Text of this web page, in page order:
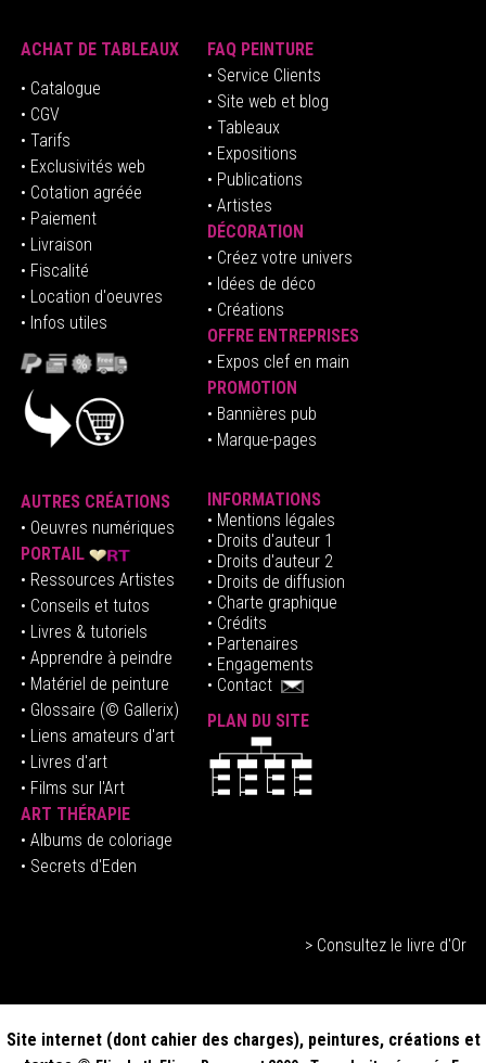
ACHAT DE TABLEAUX
• Catalogue
• CGV
• Tarifs
• Exclusivités web
• Cotation agréée
• Paiement
• Livraison
• Fiscalité
• Location d'oeuvres
• Infos utiles
FAQ PEINTURE
• Service Clients
• Site web et blog
• Tableaux
• Expositions
• Publications
• Artistes
DÉCORATION
• Créez votre univers
• Idées de déco
• Créations
OFFRE ENTREPRISES
• Expos clef en main
PROMOTION
• Bannières pub
• Marque-pages
AUTRES CRÉATIONS
• Oeuvres numériques
PORTAIL
• Ressources Artistes
• Conseils et tutos
• Livres & tutoriels
• Apprendre à peindre
• Matériel de peinture
• Glossaire (© Gallerix)
• Liens amateurs d'art
• Livres d'art
• Films sur l'Art
ART THÉRAPIE
• Albums de coloriage
• Secrets d'Eden
INFORMATIONS
• Mentions légales
• Droits d'auteur1
• Droits d'auteur 2
• Droits de diffusion
• Charte graphique
• Crédits
• Partenaires
• Engagements
• Contact
PLAN DU SITE
> Consultez le livre d'Or
Site internet (dont cahier des charges), peintures, créations et